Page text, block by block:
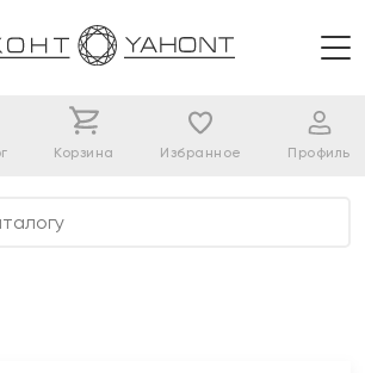
Корзина Избранное Профиль